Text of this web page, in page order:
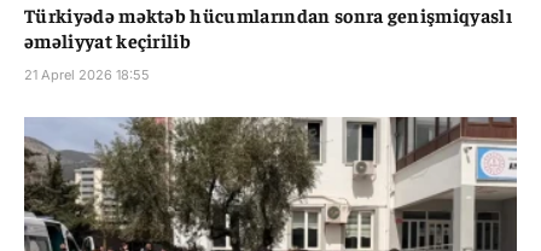
Türkiyədə məktəb hücumlarından sonra genişmiqyaslı
əməliyyat keçirilib
21 Aprel 2026 18:55